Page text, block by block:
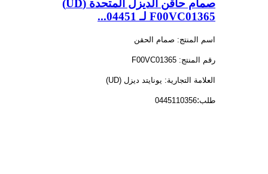
صمام حاقن الديزل المتحدة (UD)
F00VC01365 لـ 04451...
اسم المنتج: صمام الحقن
رقم المنتج: F00VC01365
العلامة التجارية: يونايتد ديزل (UD)
طلب:
0445110356